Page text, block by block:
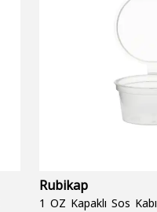
Rubikap
1 OZ Kapaklı Sos Kabı